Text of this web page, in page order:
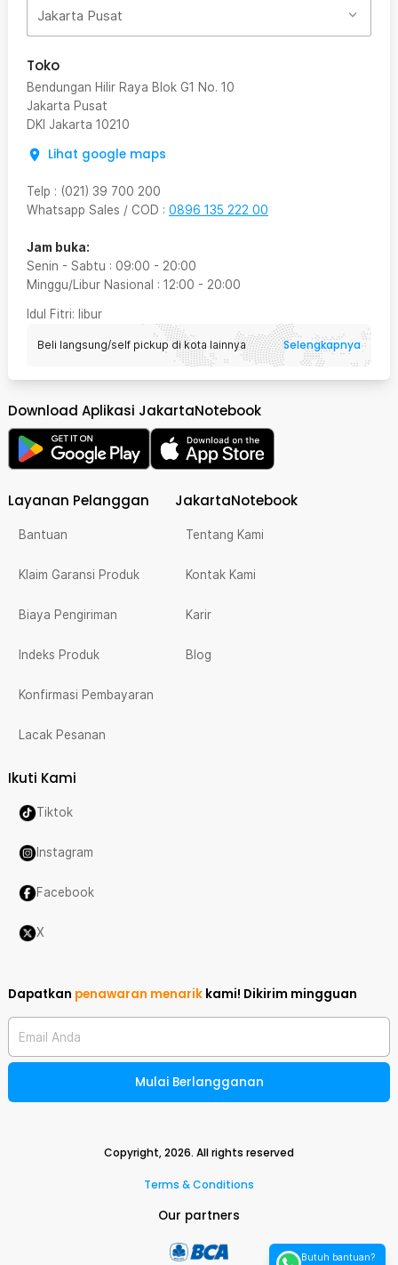
Jakarta Pusat
Toko
Bendungan Hilir Raya Blok G1 No. 10
Jakarta Pusat
DKI Jakarta 10210
Lihat google maps
Telp : (021) 39 700 200
Whatsapp Sales / COD : 0896 135 222 00
Jam buka:
Senin - Sabtu : 09:00 - 20:00
Minggu/Libur Nasional : 12:00 - 20:00
Idul Fitri: libur
Beli langsung/self pickup di kota lainnya Selengkapnya
Download Aplikasi JakartaNotebook
Layanan Pelanggan
Bantuan
Klaim Garansi Produk
Biaya Pengiriman
Indeks Produk
Konfirmasi Pembayaran
Lacak Pesanan
JakartaNotebook
Tentang Kami
Kontak Kami
Karir
Blog
Ikuti Kami
Tiktok
Instagram
Facebook
X
Dapatkan penawaran menarik kami! Dikirim mingguan
Email Anda
Mulai Berlangganan
Copyright,2026. All rights reserved
Terms & Conditions
Our partners
Butuh bantuan?